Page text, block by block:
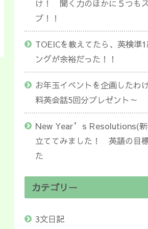
け！ 聞く力のほかに５つも
プ！！
TOEICを教えてたら、英検準
ングが余裕だった！！
お年玉イベントを企画した
料英会話5回分プレゼント～
New Year’s Resolutions(新
立ててみました！ 英語の目
た
カテゴリー
3文日記